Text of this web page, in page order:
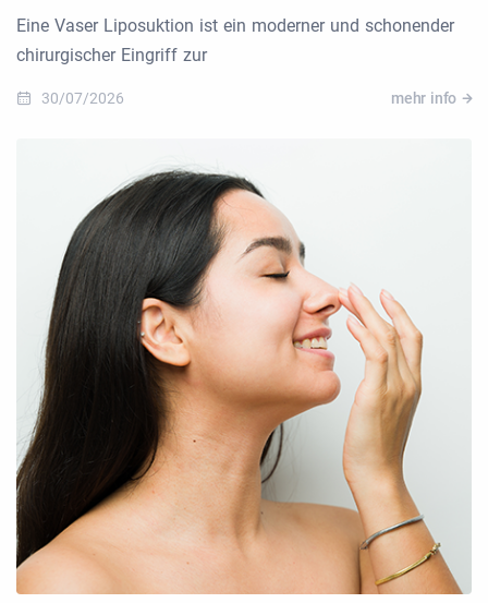
Eine Vaser Liposuktion ist ein moderner und schonender
chirurgischer Eingriff zur
30/07/2026 mehr info